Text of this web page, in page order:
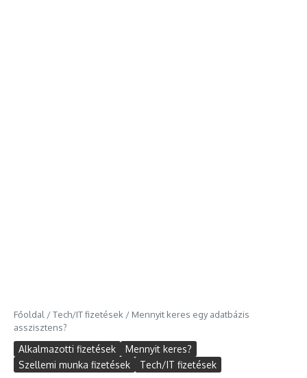
Főoldal /Tech/IT fizetések / Mennyit keres egy adatbázis
asszisztens?
Alkalmazotti fizetések
Mennyit keres?
Szellemi munka fizetések
Tech/IT fizetések